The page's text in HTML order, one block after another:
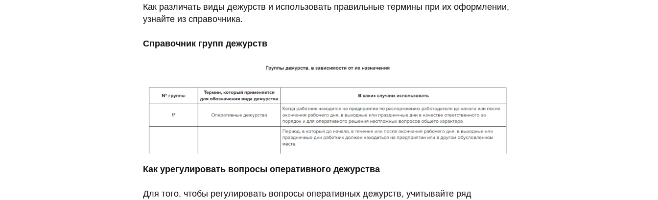
Как различать виды дежурств и использовать правильные термины при их оформлении,
узнайте из справочника.
Справочник групп дежурств
Как урегулировать вопросы оперативного дежурства
Для того, чтобы регулировать вопросы оперативных дежурств, учитывайте ряд